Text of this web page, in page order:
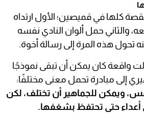
كلها في قميصين؛ الأول ارتداه
والثاني حمل ألوان النادي نفسه
تحول هذه المرة إلى رسالة أخوة.
واقعة كان يمكن أن تبقى نموذجًا
إلى مبادرة تحمل معنى مختلفًا:
ويمكن للجماهير أن تختلف، لكن
أعداء حتى تحتفظ بشغفها.